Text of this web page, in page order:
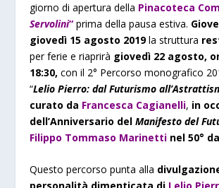
giorno di apertura della Pinacoteca
Servolini“ prima della pausa estiva.
giovedì 15 agosto 2019lastruttura
per ferie e riaprirà giovedì 22 agosto,
18:30, con il 2° Percorso monografico
“Lelio Pierro: dal Futurismo
curato da Francesca Cagianelli, in
dell’Anniversario delManifesto del
Filippo Tommaso Marinetti nel 50°
Questo percorso punta alla